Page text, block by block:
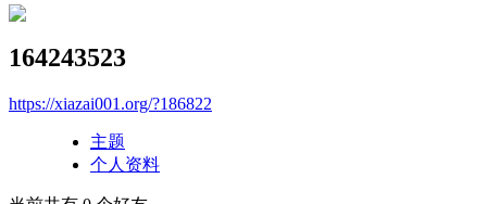
164243523
https://xiazai001.org/?186822
主题
个人资料